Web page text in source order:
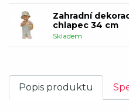
Zahradní
chlapec 34 cm
Skladem
Popis produktu